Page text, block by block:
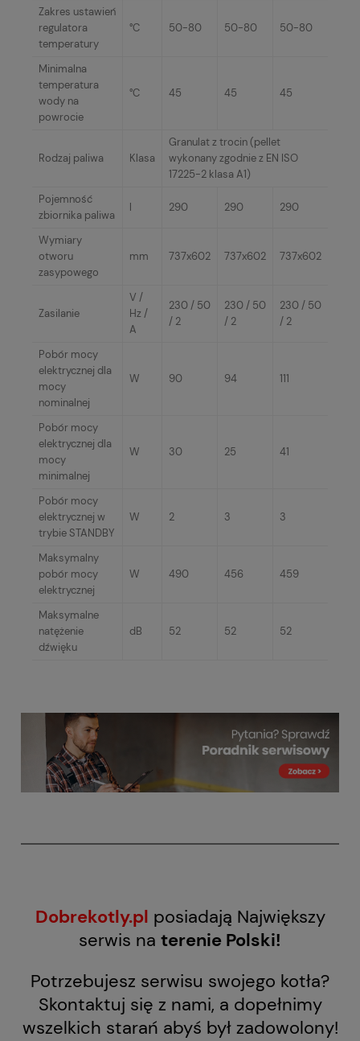
Zakres ustawień
regulatora
temperatury
°C 50-80 50-80 50-80
Minimalna
temperatura
wody na
powrocie
°C 45 45 45
Rodzaj paliwa Klasa
Granulat z trocin (pellet
wykonany zgodnie z EN ISO
17225-2 klasa A1)
Pojemność
zbiornika paliwa
l 290 290 290
Wymiary
otworu
zasypowego
mm 737x602 737x602 737x602
Zasilanie
V /
Hz /
A
230 / 50
/ 2
230 / 50
/ 2
230 / 50
/ 2
Pobór mocy
elektrycznej dla
mocy
nominalnej
W 90 94 111
Pobór mocy
elektrycznej dla
mocy
minimalnej
W 30 25 41
Pobór mocy
elektrycznej w
trybie STANDBY
W 2 3 3
Maksymalny
pobór mocy
elektrycznej
W 490 456 459
Maksymalne
natężenie
dźwięku
dB 52 52 52
Dobrekotly.pl posiadają Największy
serwis na terenie Polski!
Potrzebujesz serwisu swojego kotła?
Skontaktuj się z nami, a dopełnimy
wszelkich starań abyś był zadowolony!